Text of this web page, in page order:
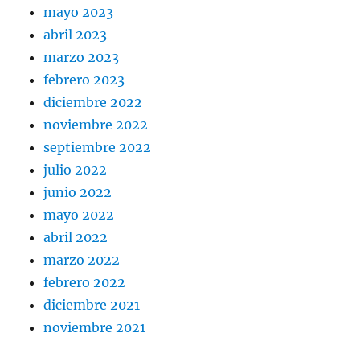
mayo 2023
abril 2023
marzo 2023
febrero 2023
diciembre 2022
noviembre 2022
septiembre 2022
julio 2022
junio 2022
mayo 2022
abril 2022
marzo 2022
febrero 2022
diciembre 2021
noviembre 2021